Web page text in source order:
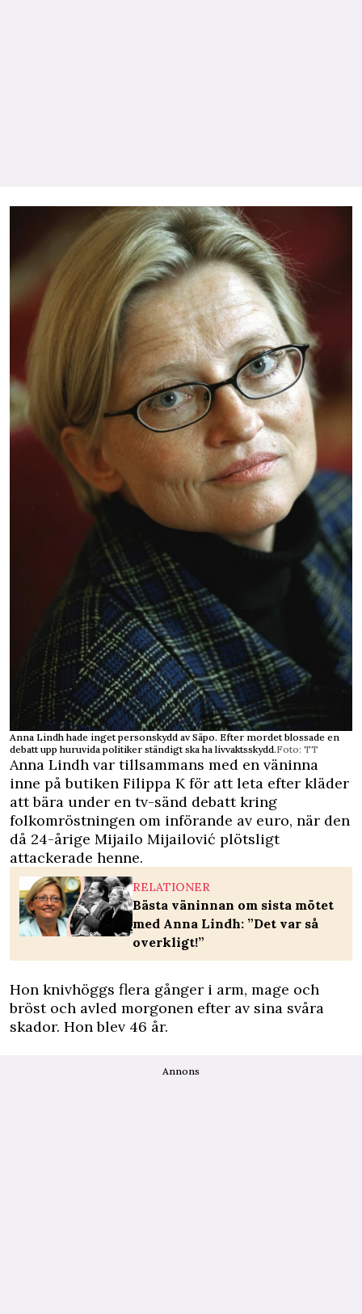
Anna Lindh hade inget personskydd av Säpo. Efter mordet blossade en
debatt upp huruvida politiker ständigt ska ha livvaktsskydd.Foto: TT
Anna Lindh var tillsammans med en väninna
inne på butiken Filippa K för att leta efter kläder
att bära under en tv-sänd debatt kring
folkomröstningen om införande av euro, när den
då 24-årige Mijailo Mijailović plötsligt
attackerade henne.
RELATIONER
Bästa väninnan om sista mötet
med Anna Lindh: ”Det var så
overkligt!”
Hon knivhöggs flera gånger i arm, mage och
bröst och avled morgonen efter av sina svåra
skador. Hon blev 46 år.
Annons